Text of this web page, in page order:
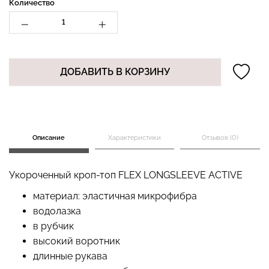
Количество
ДОБАВИТЬ В КОРЗИНУ
Описание Характеристики Отзывов (0)
Укороченный кроп-топ FLEX LONGSLEEVE ACTIVE
материал: эластичная микрофибра
водолазка
в рубчик
высокий воротник
длинные рукава
Бесшовные стринги
STRING BRIEFS (черный)
Топ на бретелях в рубчик
CAMI TOP RIB white